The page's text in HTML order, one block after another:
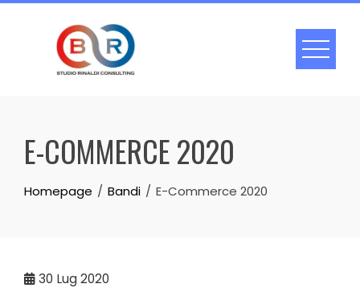
Skip
E-COMMERCE 2020
Homepage Bandi E-Commerce 2020
30 Lug 2020